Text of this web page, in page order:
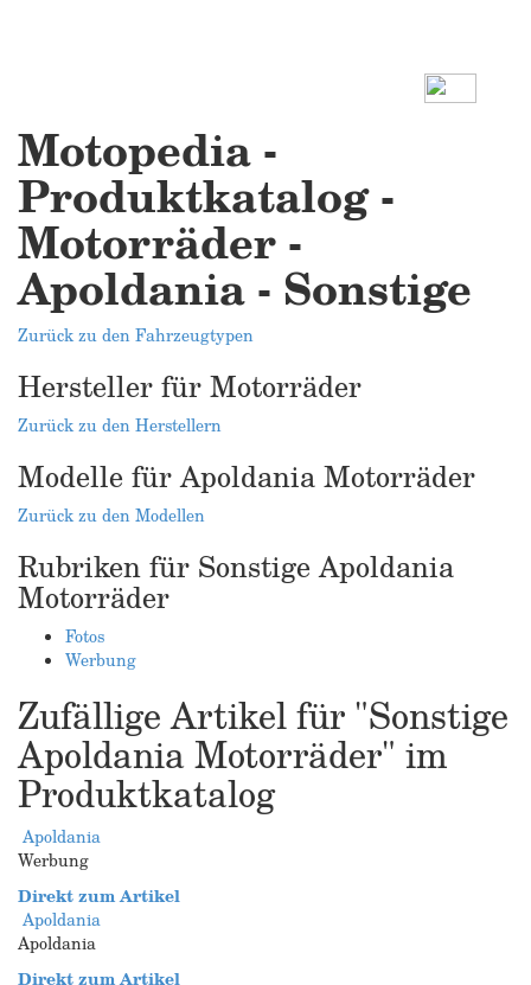
Motopedia -
Produktkatalog -
Motorräder -
Apoldania - Sonstige
Zurück zu den Fahrzeugtypen
Hersteller für Motorräder
Zurück zu den Herstellern
Modelle für Apoldania Motorräder
Zurück zu den Modellen
Rubriken für Sonstige Apoldania
Motorräder
Fotos
Werbung
Zufällige Artikel für "Sonstige
Apoldania Motorräder" im
Produktkatalog
Apoldania
Werbung
Direkt zum Artikel
Apoldania
Apoldania
Direkt zum Artikel